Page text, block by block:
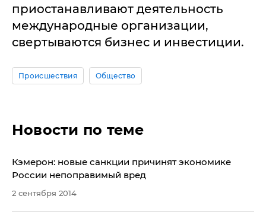
приостанавливают деятельность
международные организации,
свертываются бизнес и инвестиции.
Происшествия Общество
Новости по теме
Кэмерон: новые санкции причинят экономике
России непоправимый вред
2 сентября 2014